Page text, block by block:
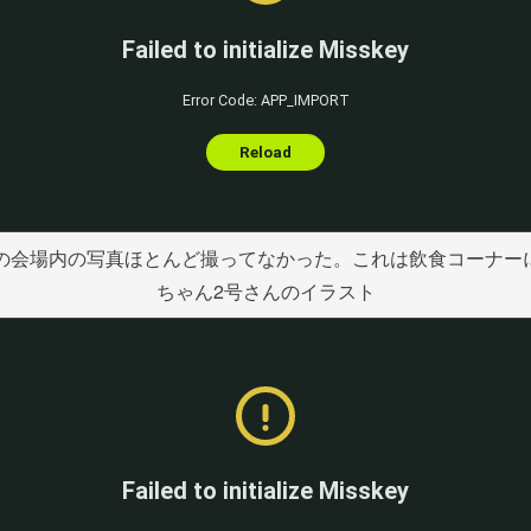
会場内の写真ほとんど撮ってなかった。これは飲食コーナー
ちゃん2号さんのイラスト